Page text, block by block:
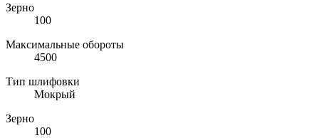
Зерно
100
Максимальные обороты
4500
Тип шлифовки
Мокрый
Зерно
100